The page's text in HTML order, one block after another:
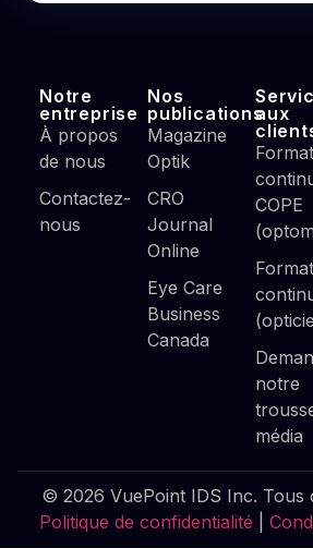
Notre
entreprise
À propos
de nous
Contactez-
nous
Nos
publications
Magazine
Optik
CRO
Journal
Online
Eye Care
Business
Canada
aux
COPE
notre
média
© 2026 VuePoint IDS Inc. Tous
Politique de confidentialité